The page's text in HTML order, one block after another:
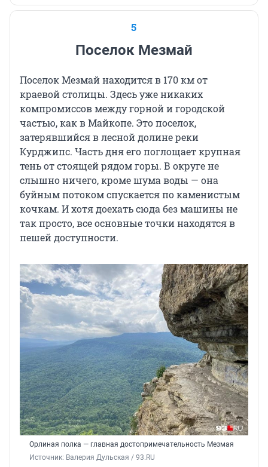
5
Поселок Мезмай
Поселок Мезмай находится в 170 км от
краевой столицы. Здесь уже никаких
компромиссов между горной и городской
частью, как в Майкопе. Это поселок,
затерявшийся в лесной долине реки
Курджипс. Часть дня его поглощает крупная
тень от стоящей рядом горы. В округе не
слышно ничего, кроме шума воды — она
буйным потоком спускается по каменистым
кочкам. И хотя доехать сюда без машины не
так просто, все основные точки находятся в
пешей доступности.
Орлиная полка — главная достопримечательность Мезмая
Источник: Валерия Дульская / 93.RU